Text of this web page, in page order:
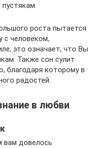
роста пытается
с человеком,
это означает, что Вы
Также сон сулит
благодаря которому в
радостей.
в любви
вам довелось